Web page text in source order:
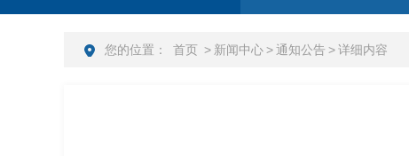
您的位置： 首页 > 新闻中心>通知公告>详细内容